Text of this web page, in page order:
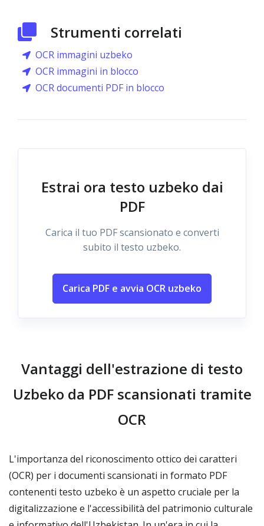
Strumenti correlati
OCR immagini uzbeko
OCR immagini in blocco
OCR documenti PDF in blocco
Estrai ora testo uzbeko dai
PDF
Carica il tuo PDF scansionato e converti
subito il testo uzbeko.
Carica PDF e avvia OCR uzbeko
Vantaggi dell'estrazione di testo
Uzbeko da PDF scansionati tramite
OCR
L'importanza del riconoscimento ottico dei caratteri
(OCR) per i documenti scansionati in formato PDF
contenenti testo uzbeko è un aspetto cruciale per la
digitalizzazione e l'accessibilità del patrimonio culturale